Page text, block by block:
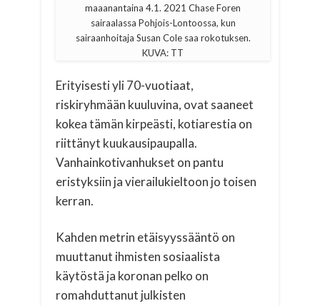
maaanantaina 4.1. 2021 Chase Foren
sairaalassa Pohjois-Lontoossa, kun
sairaanhoitaja Susan Cole saa rokotuksen.
KUVA: TT
Erityisesti yli 70-vuotiaat,
riskiryhmään kuuluvina, ovat saaneet
kokea tämän kirpeästi, kotiarestia on
riittänyt kuukausipaupalla.
Vanhainkotivanhukset on pantu
eristyksiin ja vierailukieltoon jo toisen
kerran.
Kahden metrin etäisyyssääntö on
muuttanut ihmisten sosiaalista
käytöstä ja koronan pelko on
romahduttanut julkisten